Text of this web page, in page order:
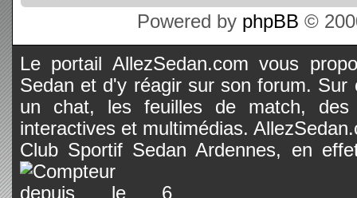
Powered by phpBB ©
Le portail AllezSedan.com vous
Sedan et d'y réagir sur son forum.
un chat, les feuilles de match, des
interactives et multimédias.
Club Sportif Sedan Ardennes, en